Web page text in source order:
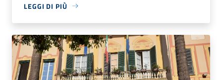
LEGGI DI PIÙ